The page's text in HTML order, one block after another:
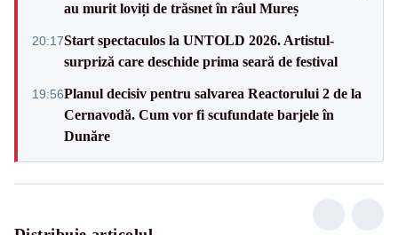
au murit loviți de trăsnet în râul Mureș
20:17Start spectaculos la UNTOLD 2026. Artistul-
surpriză care deschide prima seară de festival
19:56Planul decisiv pentru salvarea Reactorului 2 de la
Cernavodă. Cum vor fi scufundate barjele în
Dunăre